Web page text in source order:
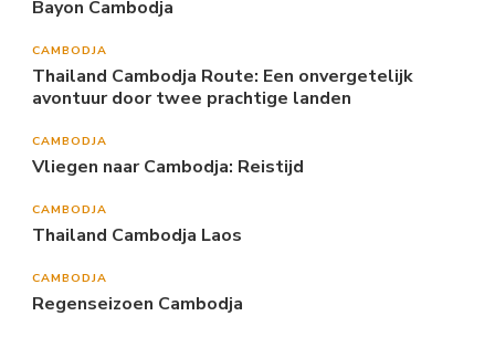
Bayon Cambodja
CAMBODJA
Thailand Cambodja Route: Een onvergetelijk
avontuur door twee prachtige landen
CAMBODJA
Vliegen naar Cambodja: Reistijd
CAMBODJA
Thailand Cambodja Laos
CAMBODJA
Regenseizoen Cambodja